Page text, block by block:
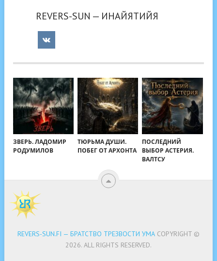
REVERS-SUN — ИНАЙЯТИЙЯ
ЗВЕРЬ. ЛАДОМИР
РОДУМИЛОВ
ТЮРЬМА ДУШИ.
ПОБЕГ ОТ АРХОНТА
ПОСЛЕДНИЙ
ВЫБОР АСТЕРИЯ.
ВАЛТСУ
REVERS-SUN.FI — БРАТСТВО ТРЕЗВОСТИ УМАCOPYRIGHT ©
2026. ALL RIGHTS RESERVED.